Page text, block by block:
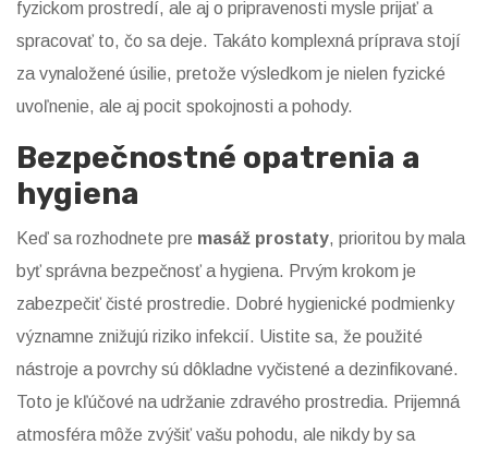
fyzickom prostredí, ale aj o pripravenosti mysle prijať a
spracovať to, čo sa deje. Takáto komplexná príprava stojí
za vynaložené úsilie, pretože výsledkom je nielen fyzické
uvoľnenie, ale aj pocit spokojnosti a pohody.
Bezpečnostné opatrenia a
hygiena
Keď sa rozhodnete pre masáž prostaty, prioritou by mala
byť správna bezpečnosť a hygiena. Prvým krokom je
zabezpečiť čisté prostredie. Dobré hygienické podmienky
významne znižujú riziko infekcií. Uistite sa, že použité
nástroje a povrchy sú dôkladne vyčistené a dezinfikované.
Toto je kľúčové na udržanie zdravého prostredia. Prijemná
atmosféra môže zvýšiť vašu pohodu, ale nikdy by sa